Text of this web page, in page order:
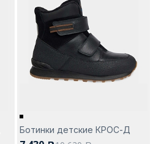
Ботинки детские КРОС-Д